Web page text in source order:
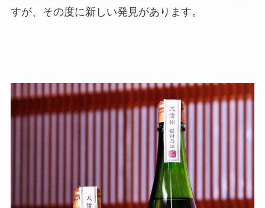
すが、その度に新しい発見があります。